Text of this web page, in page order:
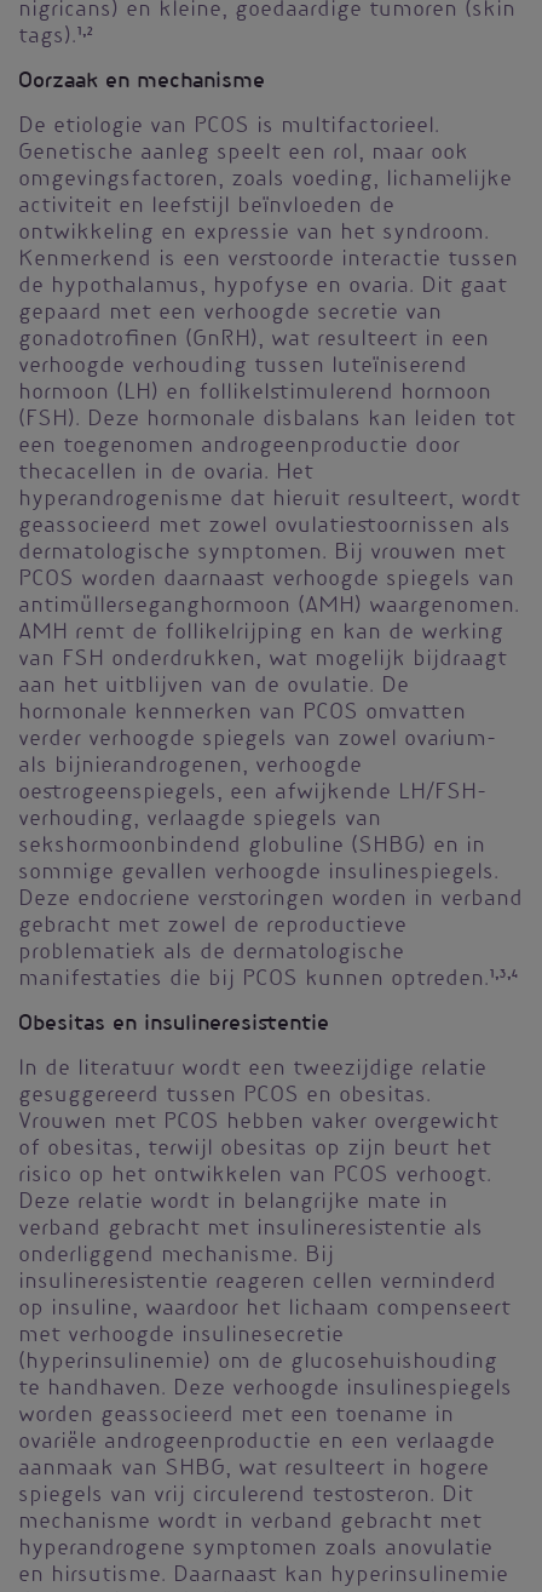
nigricans) en kleine, goedaardige tumoren (skin
tags).1,2
Oorzaak en mechanisme
De etiologie van PCOS is multifactorieel.
Genetische aanleg speelt een rol, maar ook
omgevingsfactoren, zoals voeding, lichamelijke
activiteit en leefstijl beïnvloeden de
ontwikkeling en expressie van het syndroom.
Kenmerkend is een verstoorde interactie tussen
de hypothalamus, hypofyse en ovaria. Dit gaat
gepaard met een verhoogde secretie van
gonadotrofinen (GnRH), wat resulteert in een
verhoogde verhouding tussen luteïniserend
hormoon (LH) en follikelstimulerend hormoon
(FSH). Deze hormonale disbalans kan leiden tot
een toegenomen androgeenproductie door
thecacellen in de ovaria. Het
hyperandrogenisme dat hieruit resulteert, wordt
geassocieerd met zowel ovulatiestoornissen als
dermatologische symptomen. Bij vrouwen met
PCOS worden daarnaast verhoogde spiegels van
antimüllerseganghormoon (AMH) waargenomen.
AMH remt de follikelrijping en kan de werking
van FSH onderdrukken, wat mogelijk bijdraagt
aan het uitblijven van de ovulatie. De
hormonale kenmerken van PCOS omvatten
verder verhoogde spiegels van zowel ovarium-
als bijnierandrogenen, verhoogde
oestrogeenspiegels, een afwijkende LH/FSH-
verhouding, verlaagde spiegels van
sekshormoonbindend globuline (SHBG) en in
sommige gevallen verhoogde insulinespiegels.
Deze endocriene verstoringen worden in verband
gebracht met zowel de reproductieve
problematiek als de dermatologische
manifestaties die bij PCOS kunnen optreden.1,3,4
Obesitas en insulineresistentie
In de literatuur wordt een tweezijdige relatie
gesuggereerd tussen PCOS en obesitas.
Vrouwen met PCOS hebben vaker overgewicht
of obesitas, terwijl obesitas op zijn beurt het
risico op het ontwikkelen van PCOS verhoogt.
Deze relatie wordt in belangrijke mate in
verband gebracht met insulineresistentie als
onderliggend mechanisme. Bij
insulineresistentie reageren cellen verminderd
op insuline, waardoor het lichaam compenseert
met verhoogde insulinesecretie
(hyperinsulinemie) om de glucosehuishouding
te handhaven. Deze verhoogde insulinespiegels
worden geassocieerd met een toename in
ovariële androgeenproductie en een verlaagde
aanmaak van SHBG, wat resulteert in hogere
spiegels van vrij circulerend testosteron. Dit
mechanisme wordt in verband gebracht met
hyperandrogene symptomen zoals anovulatie
en hirsutisme. Daarnaast kan hyperinsulinemie